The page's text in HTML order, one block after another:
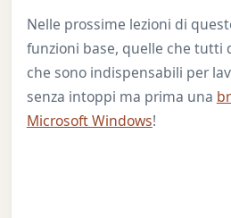
Nelle prossime lezioni di
funzioni base, quelle che tutti
che sono indispensabili per
senza intoppi ma prima una
Microsoft Windows!